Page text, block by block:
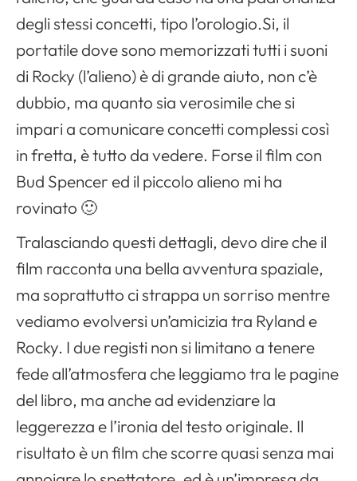
degli stessi concetti, tipo l’orologio.Si, il
portatile dove sono memorizzati tutti i suoni
di Rocky (l’alieno) è di grande aiuto, non c’è
dubbio, ma quanto sia verosimile che si
impari a comunicare concetti complessi così
in fretta, è tutto da vedere. Forse il film con
Bud Spencer ed il piccolo alieno mi ha
rovinato 🙂
Tralasciando questi dettagli, devo dire che il
film racconta una bella avventura spaziale,
ma soprattutto ci strappa un sorriso mentre
vediamo evolversi un’amicizia tra Ryland e
Rocky. I due registi non si limitano a tenere
fede all’atmosfera che leggiamo tra le pagine
del libro, ma anche ad evidenziare la
leggerezza e l’ironia del testo originale. Il
risultato è un film che scorre quasi senza mai